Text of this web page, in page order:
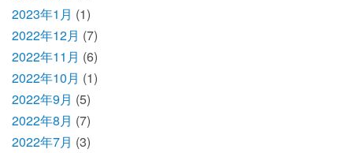
2023年1月 (1)
2022年12月 (7)
2022年11月 (6)
2022年10月 (1)
2022年9月 (5)
2022年8月 (7)
2022年7月 (3)